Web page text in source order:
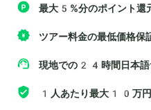
最大5%分のポイント
ツアー料金の最低価格
現地での24時間日本語
1人あたり最大10万円